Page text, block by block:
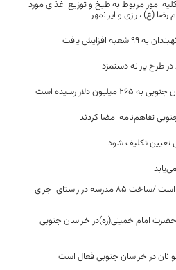
امور مربوط به طبخ و توزیع غذای مورد
(ع) ، رازی و ایرانمهر
افزایش یافت
دلار رسیده است
تفاهم‌نامه امضا کردند
تعیین تکلیف شود
آموزش و پرورش، یک سرمایه بزرگ است /ساخت ۸۵ مدرسه در راستای اجرای
امام خمینی(ره)در خراسان جنوبی